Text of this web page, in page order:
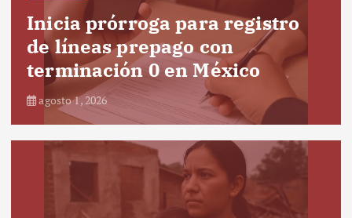
Inicia prórroga para registro
de líneas prepago con
terminación 0 en México
agosto 1, 2026